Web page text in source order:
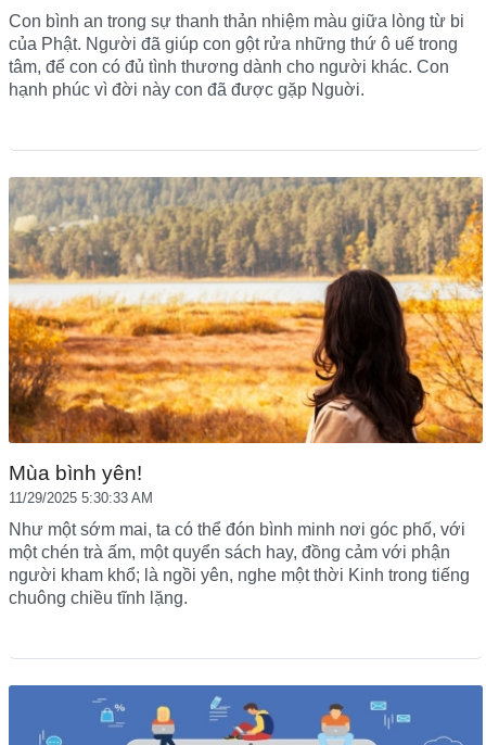
Con bình an trong sự thanh thản nhiệm màu giữa lòng từ bi
của Phật. Người đã giúp con gột rửa những thứ ô uế trong
tâm, để con có đủ tình thương dành cho người khác. Con
hạnh phúc vì đời này con đã được gặp Nguời.
Mùa bình yên!
11/29/2025 5:30:33 AM
Như một sớm mai, ta có thể đón bình minh nơi góc phố, với
một chén trà ấm, một quyển sách hay, đồng cảm với phận
người kham khổ; là ngồi yên, nghe một thời Kinh trong tiếng
chuông chiều tĩnh lặng.